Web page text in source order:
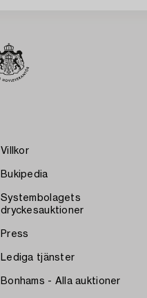
Villkor
Bukipedia
Systembolagets
dryckesauktioner
Press
Lediga tjänster
Bonhams - Alla auktioner